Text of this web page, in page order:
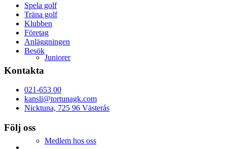
Juniorer
Medlem hos oss
Spela golf
Träna golf
Klubben
Företag
Anläggningen
Besök
Kontakta
021-653 00
kansli@tortunagk.com
Nicktuna, 725 96 Västerås
Följ oss